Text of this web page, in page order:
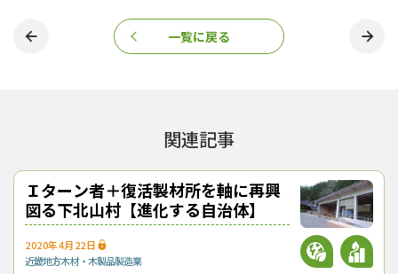
同村の担当者は、「生活の中で使う身近な商品の開発を行ってい
きたい」と話している。
（2018年５月１日取材）
『林政ニュース』編集部
おかげさまで、1994年の創刊から32年目に
入りました！ これからも皆様の手となり足
となり、最新の耳寄り情報をお届けしてまい
ります。
一覧に戻る
関連記事
Ｉターン者＋復活製材所を軸に再興
図る下北山村【進化する自治体】
2020年4月22日
近畿地方木材・木製品製造業